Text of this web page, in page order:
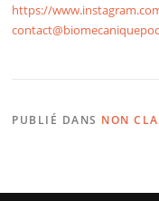
https://
PUBLIÉ DANS NON